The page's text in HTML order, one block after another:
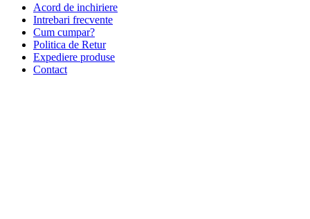
Acord de inchiriere
Intrebari frecvente
Cum cumpar?
Politica de Retur
Expediere produse
Contact